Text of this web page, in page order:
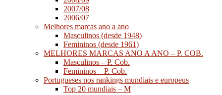
2007/08
2006/07
Melhores marcas ano a ano
Masculinos (desde 1948)
Femininos (desde 1961)
MELHORES MARCAS ANO A ANO – P. COB.
Masculinos – P. Cob.
Femininos – P. Cob.
Portugueses nos rankings mundiais e europeus
Top 20 mundiais – M